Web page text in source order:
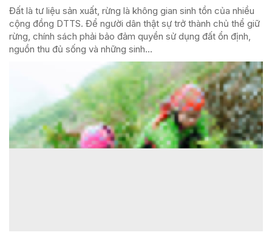
Đất là tư liệu sản xuất, rừng là không gian sinh tồn của nhiều
cộng đồng DTTS. Để người dân thật sự trở thành chủ thể giữ
rừng, chính sách phải bảo đảm quyền sử dụng đất ổn định,
nguồn thu đủ sống và những sinh...